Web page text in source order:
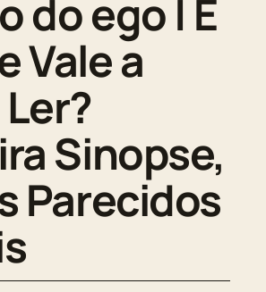
do ego | É
Vale a
Sinopse,
Parecidos